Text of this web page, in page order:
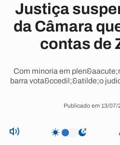
Justiça
da Câmara
contas de
Com minoria em
barra vota&ccedil;&atilde;o
Publicado em 13/07/